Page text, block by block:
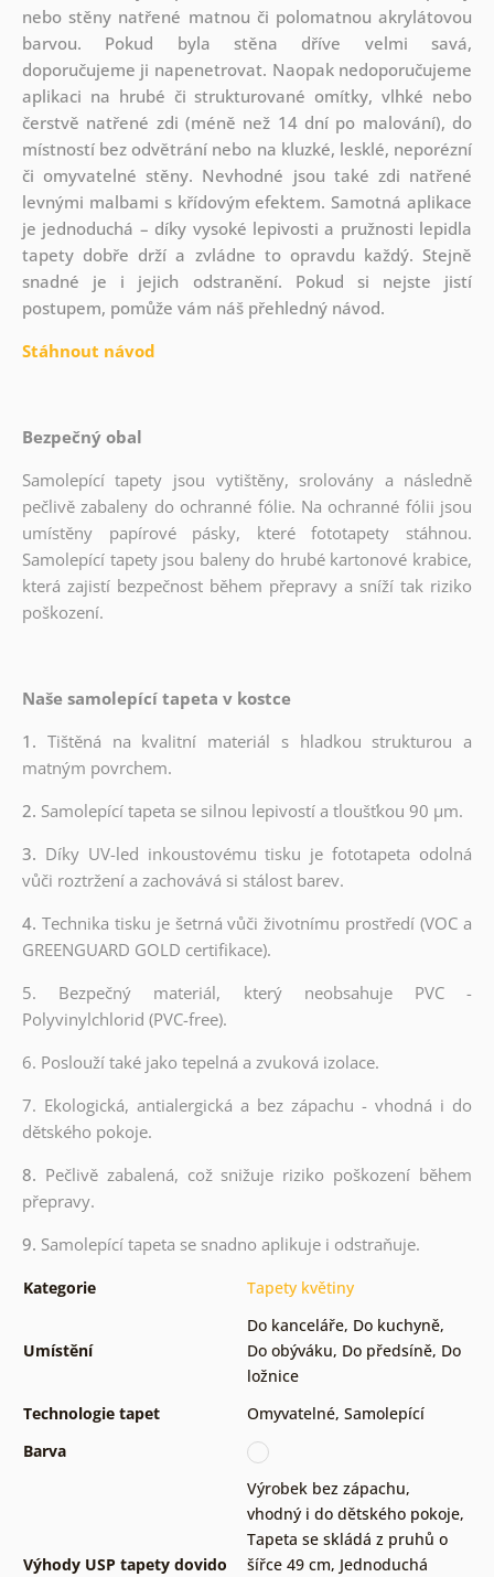
nebo stěny natřené matnou či polomatnou akrylátovou
barvou. Pokud byla stěna dříve velmi savá,
doporučujeme ji napenetrovat. Naopak nedoporučujeme
aplikaci na hrubé či strukturované omítky, vlhké nebo
čerstvě natřené zdi (méně než 14 dní po malování), do
místností bez odvětrání nebo na kluzké, lesklé, neporézní
či omyvatelné stěny. Nevhodné jsou také zdi natřené
levnými malbami s křídovým efektem. Samotná aplikace
je jednoduchá – díky vysoké lepivosti a pružnosti lepidla
tapety dobře drží a zvládne to opravdu každý. Stejně
snadné je i jejich odstranění. Pokud si nejste jistí
postupem, pomůže vám náš přehledný návod.
Stáhnout návod
Bezpečný obal
Samolepící tapety jsou vytištěny, srolovány a následně
pečlivě zabaleny do ochranné fólie. Na ochranné fólii jsou
umístěny papírové pásky, které fototapety stáhnou.
Samolepící tapety jsou baleny do hrubé kartonové krabice,
která zajistí bezpečnost během přepravy a sníží tak riziko
poškození.
Naše samolepící tapeta v kostce
1. Tištěná na kvalitní materiál s hladkou strukturou a
matným povrchem.
2. Samolepící tapeta se silnou lepivostí a tloušťkou 90 µm.
3. Díky UV-led inkoustovému tisku je fototapeta odolná
vůči roztržení a zachovává si stálost barev.
4. Technika tisku je šetrná vůči životnímu prostředí (VOC a
GREENGUARD GOLD certifikace).
5. Bezpečný materiál, který neobsahuje PVC -
Polyvinylchlorid (PVC-free).
6. Poslouží také jako tepelná a zvuková izolace.
7. Ekologická, antialergická a bez zápachu - vhodná i do
dětského pokoje.
8. Pečlivě zabalená, což snižuje riziko poškození během
přepravy.
9. Samolepící tapeta se snadno aplikuje i odstraňuje.
Kategorie Tapety květiny
Umístění
Do kanceláře, Do kuchyně,
Do obýváku, Do předsíně, Do
ložnice
Technologie tapet
Omyvatelné, Samolepící
Barva
Výhody USP tapety dovido
Výrobek bez zápachu,
vhodný i do dětského pokoje,
Tapeta se skládá z pruhů o
šířce 49 cm, Jednoduchá